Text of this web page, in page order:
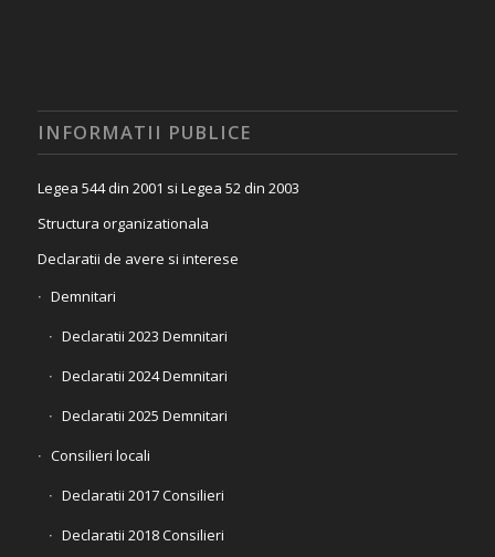
INFORMATII PUBLICE
Legea 544 din 2001 si Legea 52 din 2003
Structura organizationala
Declaratii de avere si interese
Demnitari
Declaratii 2023 Demnitari
Declaratii 2024 Demnitari
Declaratii 2025 Demnitari
Consilieri locali
Declaratii 2017 Consilieri
Declaratii 2018 Consilieri